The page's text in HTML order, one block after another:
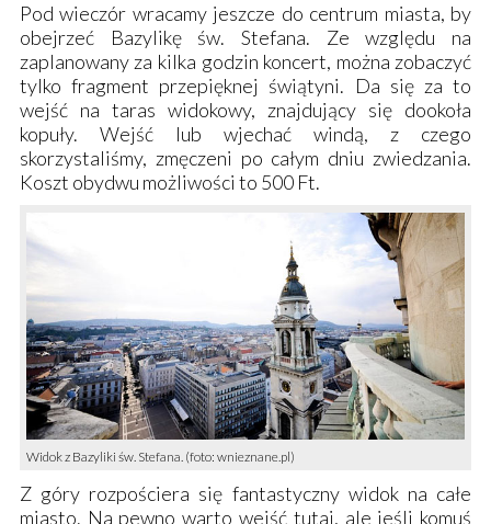
Pod wieczór wracamy jeszcze do centrum miasta, by
obejrzeć
Bazylikę św. Stefana. Ze względu na
zaplanowany za kilka godzin koncert, można zobaczyć
tylko fragment przepięknej świątyni. Da się za to
wejść na taras widokowy, znajdujący się dookoła
kopuły. Wejść lub wjechać windą, z czego
skorzystaliśmy, zmęczeni po całym dniu zwiedzania.
Koszt obydwu możliwości to 500 Ft.
Widok z Bazyliki św. Stefana. (foto: wnieznane.pl)
Z góry rozpościera się fantastyczny widok na całe
miasto. Na pewno warto wejść tutaj, ale jeśli komuś